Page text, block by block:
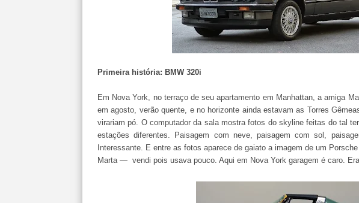
Primeira história: BMW 320i
Em Nova York, no terraço de seu apartamento em Manhattan, a amiga
em agosto, verão quente, e no horizonte ainda estavam as Torres
virariam pó. O computador da sala mostra fotos do skyline feitas do tal
estações diferentes. Paisagem com neve, paisagem com sol,
Interessante. E entre as fotos aparece de gaiato a imagem de um
Marta — vendi pois usava pouco. Aqui em Nova York garagem é caro.